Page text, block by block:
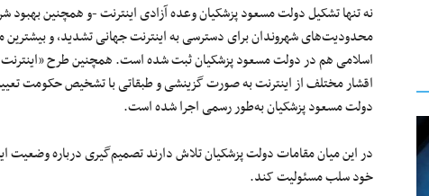
نه تنها تشکیل دولت مسعود پزشکیان وعده آزادی اینترنت -و همچنین بهبود
محدودیت‌های شهروندان برای دسترسی به اینترنت جهانی تشدید، و
اسلامی هم در دولت مسعود پزشکیان ثبت شده است. همچنین طرح «اینترنت
اقشار مختلف از اینترنت به صورت گزینشی و طبقاتی با تشخیص حکومت
دولت مسعود پزشکیان به‌طور رسمی اجرا شده است.
در این میان مقامات دولت پزشکیان تلاش دارند تصمیم‌گیری درباره وضعیت
خود سلب مسئولیت کند.